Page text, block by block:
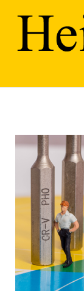
Inhalt